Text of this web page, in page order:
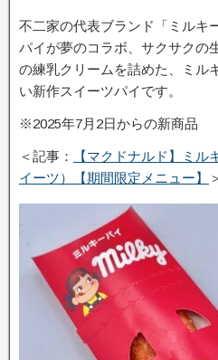
不二家の代表ブランド「ミルキ
パイが夢のコラボ、サクサクの
の練乳クリームを詰めた、ミル
い新作スイーツパイです。
※2025年7月2日からの新商品
＜記事：
【マクドナルド】ミル
イーツ）【期間限定メニュー】
＞